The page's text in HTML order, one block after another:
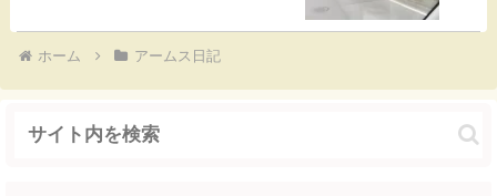
ホーム アームス日記